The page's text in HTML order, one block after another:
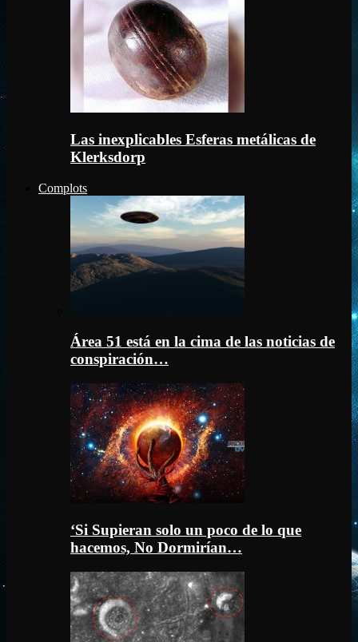
Las inexplicables Esferas metálicas de
Klerksdorp
Complots
Área 51 está en la cima de las noticias de
conspiración…
‘Si Supieran solo un poco de lo que
hacemos, No Dormirían…